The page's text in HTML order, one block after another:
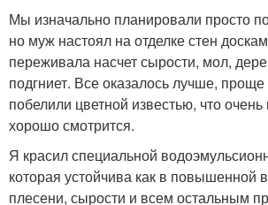
Мы изначально планировали просто
но муж настоял на отделке стен
переживала насчет сырости, мол,
подгниет. Все оказалось лучше,
побелили цветной известью, что очень
хорошо смотрится.
Я красил специальной
которая устойчива как в повышенной
плесени, сырости и всем остальным